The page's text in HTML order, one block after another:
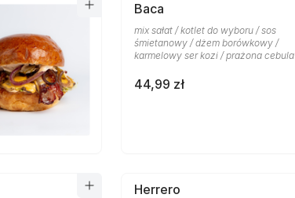
Baca
mix sałat / kotlet do wyboru / sos
śmietanowy / dżem borówkowy /
karmelowy ser kozi / prażona cebula
44,99 zł
Herrero